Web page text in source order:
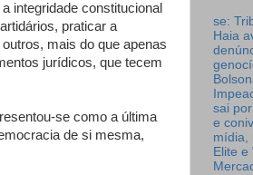
integridade constitucional
praticar a
mais do que apenas
jurídicos, que tecem
se como a última
de si mesma,
se:
Haia
sai
e
mídia,
Elite e